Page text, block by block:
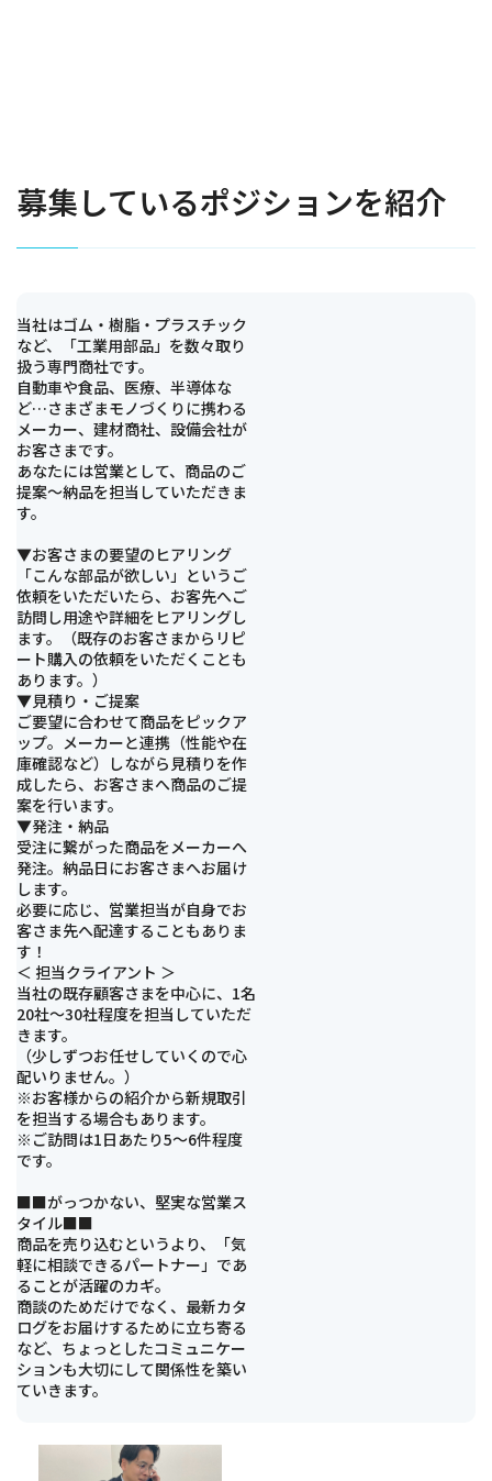
募集しているポジションを紹介
当社はゴム・樹脂・プラスチック
など、「工業用部品」を数々取り
扱う専門商社です。
自動車や食品、医療、半導体な
ど…さまざまモノづくりに携わる
メーカー、建材商社、設備会社が
お客さまです。
あなたには営業として、商品のご
提案～納品を担当していただきま
す。
▼お客さまの要望のヒアリング
「こんな部品が欲しい」というご
依頼をいただいたら、お客先へご
訪問し用途や詳細をヒアリングし
ます。（既存のお客さまからリピ
ート購入の依頼をいただくことも
あります。）
▼見積り・ご提案
ご要望に合わせて商品をピックア
ップ。メーカーと連携（性能や在
庫確認など）しながら見積りを作
成したら、お客さまへ商品のご提
案を行います。
▼発注・納品
受注に繋がった商品をメーカーへ
発注。納品日にお客さまへお届け
します。
必要に応じ、営業担当が自身でお
客さま先へ配達することもありま
す！
＜ 担当クライアント ＞
当社の既存顧客さまを中心に、1名
20社～30社程度を担当していただ
きます。
（少しずつお任せしていくので心
配いりません。）
※お客様からの紹介から新規取引
を担当する場合もあります。
※ご訪問は1日あたり5～6件程度
です。
■■がっつかない、堅実な営業ス
タイル■■
商品を売り込むというより、「気
軽に相談できるパートナー」であ
ることが活躍のカギ。
商談のためだけでなく、最新カタ
ログをお届けするために立ち寄る
など、ちょっとしたコミュニケー
ションも大切にして関係性を築い
ていきます。